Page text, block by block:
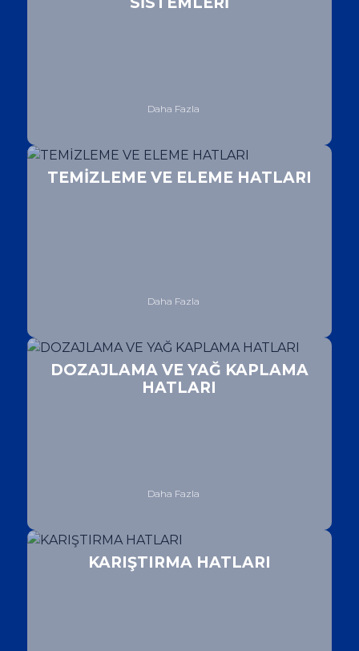
Daha Fazla
TEMİZLEME VE ELEME HATLARI
Daha Fazla
DOZAJLAMA VE YAĞ KAPLAMA
HATLARI
Daha Fazla
KARIŞTIRMA HATLARI